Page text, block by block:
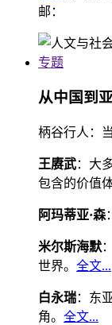
邮：
专题
从中国到
柄谷行人：
王赓武：大
包含的价值体
阿玛蒂亚·森
米尔斯海默
世界。 全文...
白永瑞：东
角。 全文...